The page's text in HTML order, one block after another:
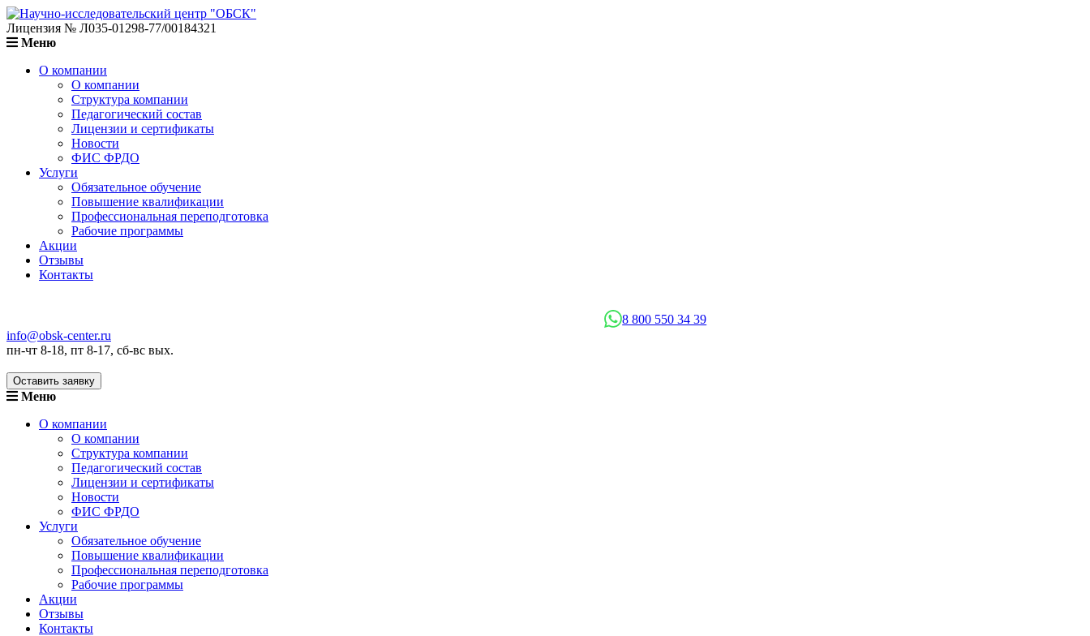
Лицензия № Л035-01298-77/00184321
Меню
О компании
О компании
Структура компании
Педагогический состав
Лицензии и сертификаты
Новости
ФИС ФРДО
Услуги
Обязательное обучение
Повышение квалификации
Профессиональная переподготовка
Рабочие программы
Акции
Отзывы
Контакты
8 800 550 34 39
info@obsk-center.ru
пн-чт 8-18, пт 8-17, сб-вс вых.
Оставить заявку
Меню
О компании
О компании
Структура компании
Педагогический состав
Лицензии и сертификаты
Новости
ФИС ФРДО
Услуги
Обязательное обучение
Повышение квалификации
Профессиональная переподготовка
Рабочие программы
Акции
Отзывы
Контакты